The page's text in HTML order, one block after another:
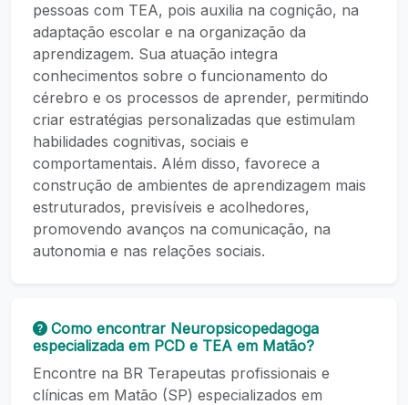
pessoas com TEA, pois auxilia na cognição, na
adaptação escolar e na organização da
aprendizagem. Sua atuação integra
conhecimentos sobre o funcionamento do
cérebro e os processos de aprender, permitindo
criar estratégias personalizadas que estimulam
habilidades cognitivas, sociais e
comportamentais. Além disso, favorece a
construção de ambientes de aprendizagem mais
estruturados, previsíveis e acolhedores,
promovendo avanços na comunicação, na
autonomia e nas relações sociais.
Como encontrar Neuropsicopedagoga
especializada em PCD e TEA em Matão?
Encontre na BR Terapeutas profissionais e
clínicas em Matão (SP) especializados em